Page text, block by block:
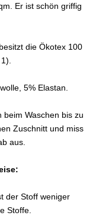
Er ist schön griffig
die Ökotex 100
5% Elastan.
beim Waschen bis zu
Zuschnitt und miss
aus.
der Stoff weniger
Stoffe.